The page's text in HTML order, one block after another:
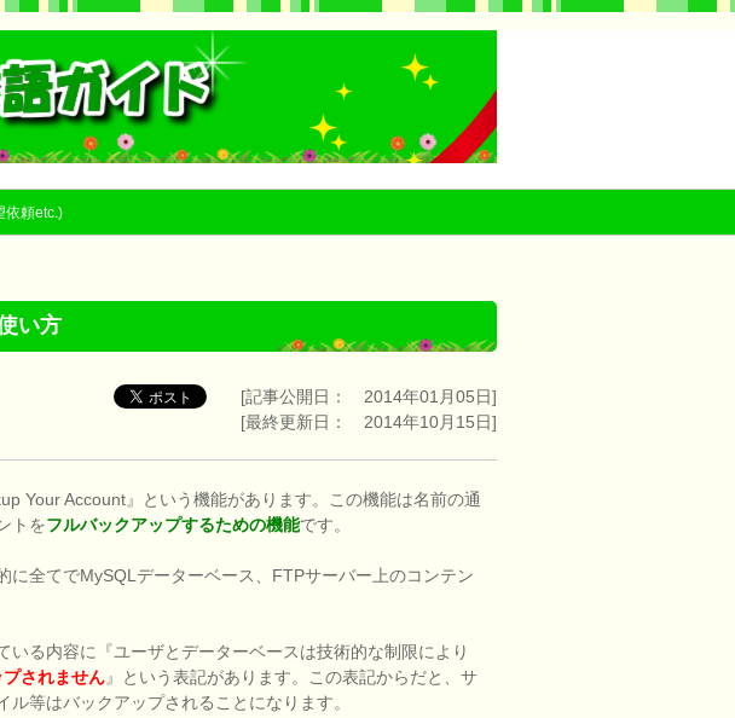
依頼etc.)
い方
[記事公開日： 2014年01月05日]
[最終更新日： 2014年10月15日]
Your Account』という機能があります。この機能は名前の通
トをフルバックアップするための機能です。
に全てでMySQLデーターベース、FTPサーバー上のコンテン
いる内容に『ユーザとデーターベースは技術的な制限により
されません』という表記があります。この表記からだと、サ
等はバックアップされることになります。